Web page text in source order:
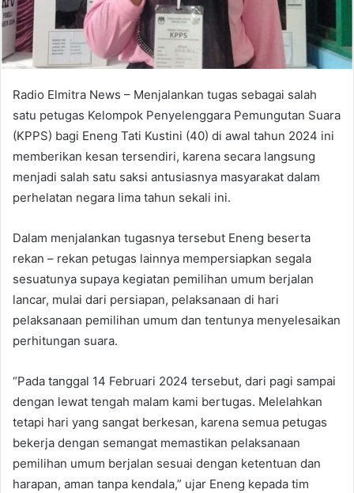
Radio Elmitra News – Menjalankan tugas sebagai salah
satu petugas Kelompok Penyelenggara Pemungutan Suara
(KPPS) bagi Eneng Tati Kustini (40) di awal tahun 2024 ini
memberikan kesan tersendiri, karena secara langsung
menjadi salah satu saksi antusiasnya masyarakat dalam
perhelatan negara lima tahun sekali ini.
Dalam menjalankan tugasnya tersebut Eneng beserta
rekan – rekan petugas lainnya mempersiapkan segala
sesuatunya supaya kegiatan pemilihan umum berjalan
lancar, mulai dari persiapan, pelaksanaan di hari
pelaksanaan pemilihan umum dan tentunya menyelesaikan
perhitungan suara.
“Pada tanggal 14 Februari 2024 tersebut, dari pagi sampai
dengan lewat tengah malam kami bertugas. Melelahkan
tetapi hari yang sangat berkesan, karena semua petugas
bekerja dengan semangat memastikan pelaksanaan
pemilihan umum berjalan sesuai dengan ketentuan dan
harapan, aman tanpa kendala,” ujar Eneng kepada tim